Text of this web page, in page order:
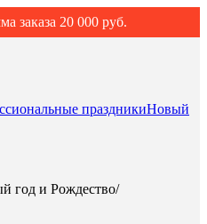
заказа 20 000 руб.
праздникиНовый
год и Рождество/